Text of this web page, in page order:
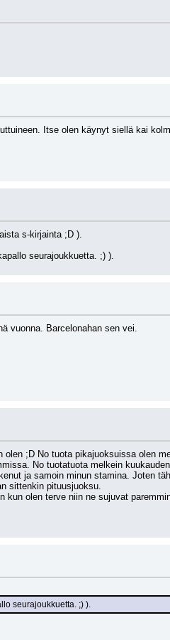
Itse olen käynyt siellä kai
s-kirjainta ;D ).
seurajoukkuetta. ;) ).
vuonna. Barcelonahan sen vei.
;D No tuota pikajuoksuissa olen
No tuotatuota melkein
ja samoin minun stamina. Joten
sittenkin pituusjuoksu.
olen terve niin ne sujuvat
seurajoukkuetta. ;) ).